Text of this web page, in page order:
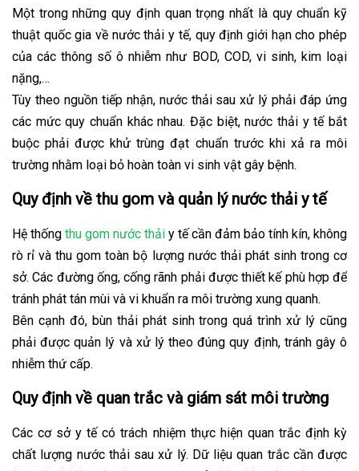
Một trong những quy định quan trọng nhất là quy chuẩn kỹ
thuật quốc gia về nước thải y tế, quy định giới hạn cho phép
của các thông số ô nhiễm như BOD, COD, vi sinh, kim loại
nặng,…
Tùy theo nguồn tiếp nhận, nước thải sau xử lý phải đáp ứng
các mức quy chuẩn khác nhau. Đặc biệt, nước thải y tế bắt
buộc phải được khử trùng đạt chuẩn trước khi xả ra môi
trường nhằm loại bỏ hoàn toàn vi sinh vật gây bệnh.
Quy định về thu gom và quản lý nước thải y tế
Hệ thống thu gom nước thải y tế cần đảm bảo tính kín, không
rò rỉ và thu gom toàn bộ lượng nước thải phát sinh trong cơ
sở. Các đường ống, cống rãnh phải được thiết kế phù hợp để
tránh phát tán mùi và vi khuẩn ra môi trường xung quanh.
Bên cạnh đó, bùn thải phát sinh trong quá trình xử lý cũng
phải được quản lý và xử lý theo đúng quy định, tránh gây ô
nhiễm thứ cấp.
Quy định về quan trắc và giám sát môi trường
Các cơ sở y tế có trách nhiệm thực hiện quan trắc định kỳ
chất lượng nước thải sau xử lý. Dữ liệu quan trắc cần được